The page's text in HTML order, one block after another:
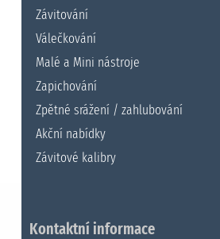
Závitování
Válečkování
Malé a Mini nástroje
Zapichování
Zpětné srážení / zahlubování
Akční nabídky
Závitové kalibry
Kontaktní informace